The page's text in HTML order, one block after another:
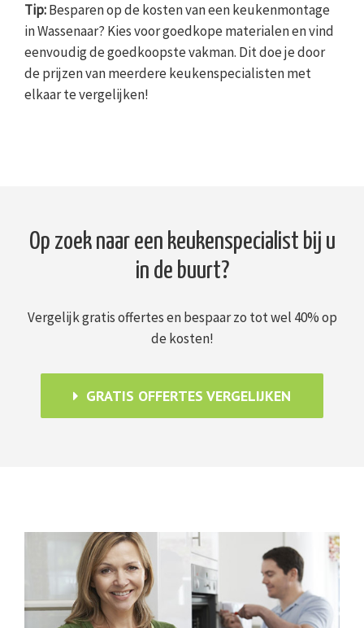
Tip:Besparen op de kosten van een keukenmontage
in Wassenaar? Kies voor goedkope materialen en vind
eenvoudig de goedkoopste vakman. Dit doe je door
de prijzen van meerdere keukenspecialisten met
elkaar te vergelijken!
Op zoek naar een keukenspecialist bij u
in de buurt?
Vergelijk gratis offertes en bespaar zo tot wel 40% op
de kosten!
GRATIS OFFERTES VERGELIJKEN